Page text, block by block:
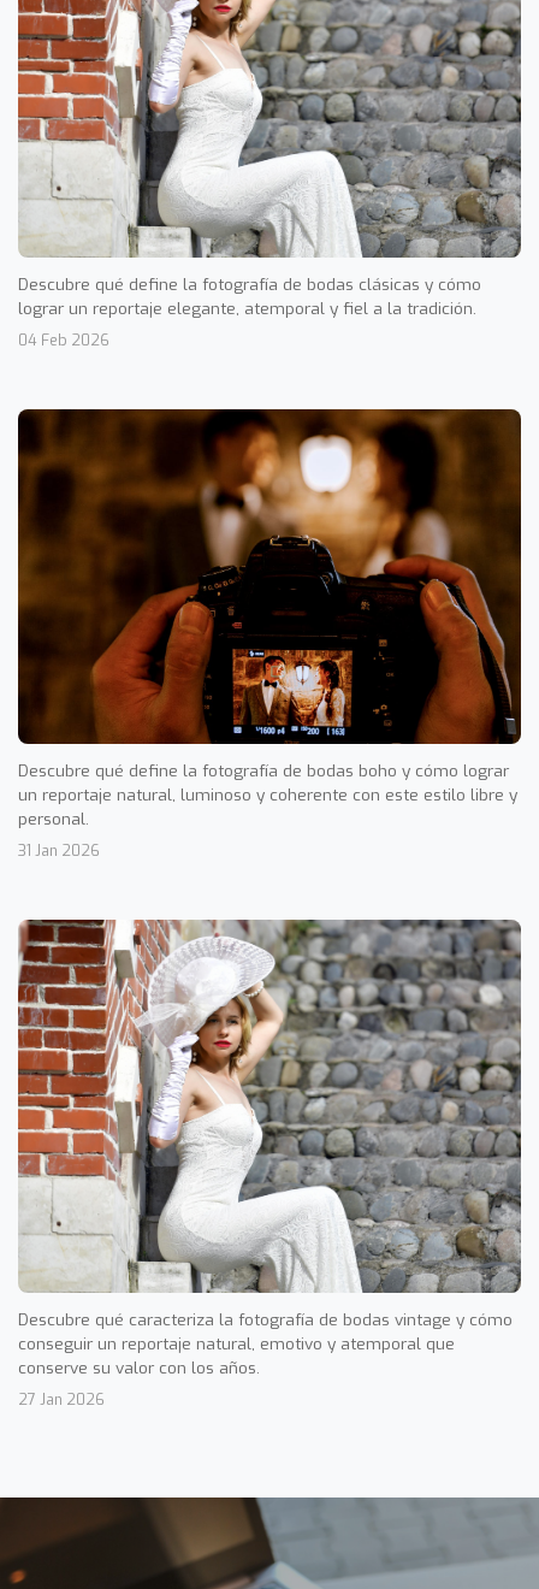
Descubre qué define la fotografía de bodas clásicas y cómo
lograr un reportaje elegante, atemporal y fiel a la tradición.
04 Feb 2026
Descubre qué define la fotografía de bodas boho y cómo lograr
un reportaje natural, luminoso y coherente con este estilo libre y
personal.
31 Jan 2026
Descubre qué caracteriza la fotografía de bodas vintage y cómo
conseguir un reportaje natural, emotivo y atemporal que
conserve su valor con los años.
27 Jan 2026